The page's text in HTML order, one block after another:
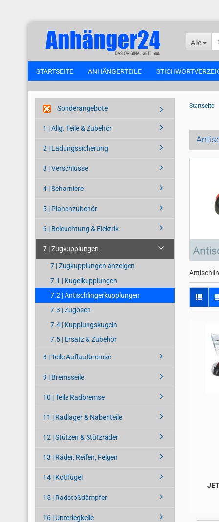
Alle
STARTSEITE ANHÄNGERTEILE
Startseite
Sonderangebote
1 | Allg. Teile & Zubehör
2 | Ladungssicherung
3 | Verschlüsse
4 | Scharniere
5 | Planenzubehör
6 | Beleuchtung & Elektrik
7 | Zugkupplungen
7 | Zugkupplungen anzeigen
7.1 | Kugelkupplungen
7.2 | Antischlingerkupplungen
7.3 | Zugösen
7.4 | Kupplungskugeln
7.5 | Ersatz & Zubehör
8 | Teile Auflaufbremse
9 | Bremsseile
10 | Teile Radbremse
11 | Radlager & Nabenteile
12 | Stützen & Stützräder
13 | Räder, Reifen, Felgen
14 | Kotflügel
15 | Radstoßdämpfer
16 | Unterlegkeile